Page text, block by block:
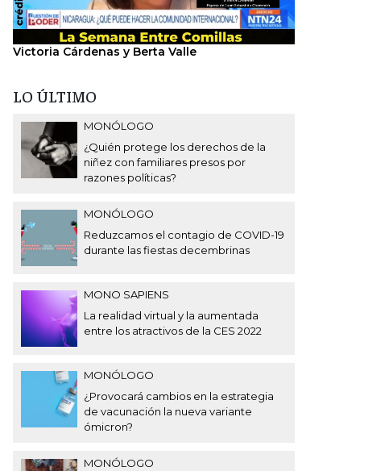
Victoria Cárdenas y Berta Valle
LO ÚLTIMO
MONÓLOGO
¿Quién protege los derechos de la
niñez con familiares presos por
razones políticas?
MONÓLOGO
Reduzcamos el contagio de COVID-19
durante las fiestas decembrinas
MONO SAPIENS
La realidad virtual y la aumentada
entre los atractivos de la CES 2022
MONÓLOGO
¿Provocará cambios en la estrategia
de vacunación la nueva variante
ómicron?
MONÓLOGO